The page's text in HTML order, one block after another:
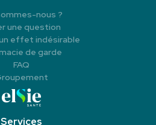
nous ?
une question
effet indésirable
de garde
FAQ
Services